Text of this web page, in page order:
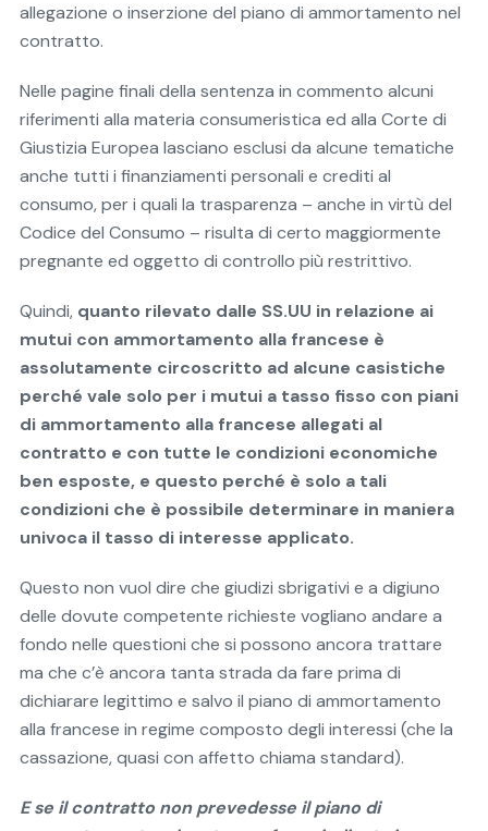
allegazione o inserzione del piano di ammortamento nel
contratto.
Nelle pagine finali della sentenza in commento alcuni
riferimenti alla materia consumeristica ed alla Corte di
Giustizia Europea lasciano esclusi da alcune tematiche
anche tutti i finanziamenti personali e crediti al
consumo, per i quali la trasparenza – anche in virtù del
Codice del Consumo – risulta di certo maggiormente
pregnante ed oggetto di controllo più restrittivo.
Quindi, quanto rilevato dalle SS.UU in relazione ai
mutui con ammortamento alla francese è
assolutamente circoscritto ad alcune casistiche
perché vale solo per i mutui a tasso fisso con piani
di ammortamento alla francese allegati al
contratto e con tutte le condizioni economiche
ben esposte, e questo perché è solo a tali
condizioni che è possibile determinare in maniera
univoca il tasso di interesse applicato.
Questo non vuol dire che giudizi sbrigativi e a digiuno
delle dovute competente richieste vogliano andare a
fondo nelle questioni che si possono ancora trattare
ma che c’è ancora tanta strada da fare prima di
dichiarare legittimo e salvo il piano di ammortamento
alla francese in regime composto degli interessi (che la
cassazione, quasi con affetto chiama standard).
E se il contratto non prevedesse il piano di